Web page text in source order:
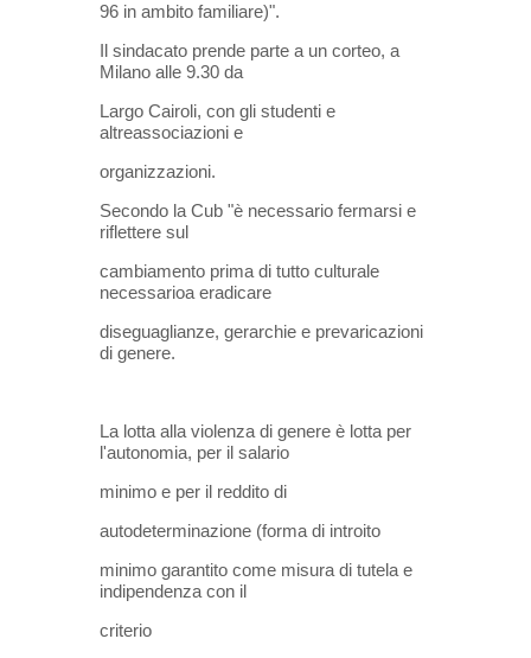
96 in ambito familiare)".
Il sindacato prende parte a un corteo, a
Milano alle 9.30 da
Largo Cairoli, con gli studenti e
altreassociazioni e
organizzazioni.
Secondo la Cub "è necessario fermarsi e
riflettere sul
cambiamento prima di tutto culturale
necessarioa eradicare
diseguaglianze, gerarchie e prevaricazioni
di genere.
La lotta alla violenza di genere è lotta per
l'autonomia, per il salario
minimo e per il reddito di
autodeterminazione (forma di introito
minimo garantito come misura di tutela e
indipendenza con il
criterio